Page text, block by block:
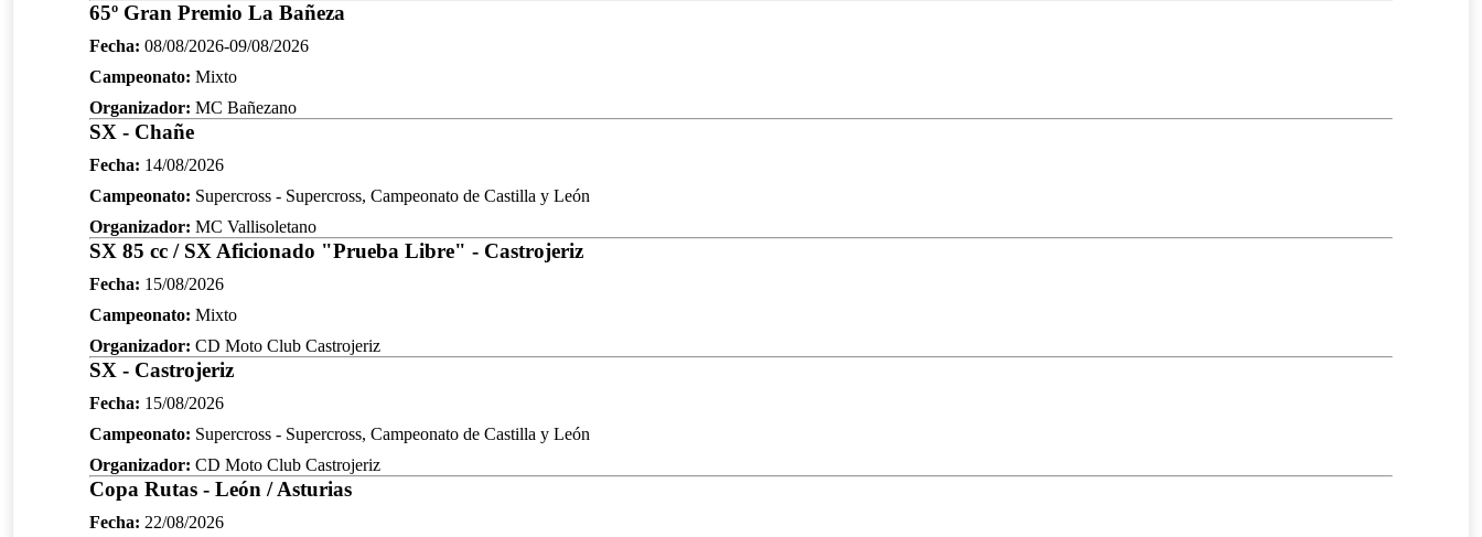
65º Gran Premio La Bañeza
Fecha: 08/08/2026-09/08/2026
Campeonato: Mixto
Organizador: MC Bañezano
SX - Chañe
Fecha: 14/08/2026
Campeonato: Supercross - Supercross, Campeonato de Castilla y León
Organizador: MC Vallisoletano
SX 85 cc / SX Aficionado "Prueba Libre" - Castrojeriz
Fecha: 15/08/2026
Campeonato: Mixto
Organizador: CD Moto Club Castrojeriz
SX - Castrojeriz
Fecha: 15/08/2026
Campeonato: Supercross - Supercross, Campeonato de Castilla y León
Organizador: CD Moto Club Castrojeriz
Copa Rutas - León / Asturias
Fecha: 22/08/2026